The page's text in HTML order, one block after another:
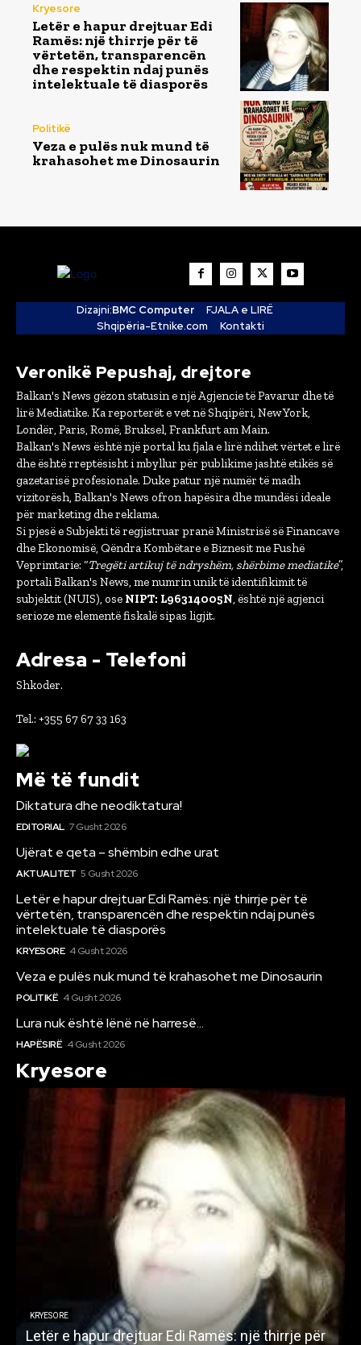
Kryesore
Letër e hapur drejtuar Edi
Ramës: një thirrje për të
vërtetën, transparencën
dhe respektin ndaj punës
intelektuale të diasporës
Politikë
Veza e pulës nuk mund të
krahasohet me Dinosaurin
Dizajni:BMC Computer
FJALA e LIRË
Shqipëria-Etnike.com
Kontakti
Veronikë Pepushaj, drejtore
Balkan's News gëzon statusin e një Agjencie të Pavarur dhe të
lirë Mediatike. Ka reporterët e vet në Shqipëri, New York,
Londër, Paris, Romë, Bruksel, Frankfurt am Main.
Balkan's News është një portal ku fjala e lirë ndihet vërtet e lirë
dhe është rreptësisht i mbyllur për publikime jashtë etikës së
gazetarisë profesionale. Duke patur një numër të madh
vizitorësh, Balkan's News ofron hapësira dhe mundësi ideale
për marketing dhe reklama.
Si pjesë e Subjekti të regjistruar pranë Ministrisë së Financave
dhe Ekonomisë, Qëndra Kombëtare e Biznesit me Fushë
Veprimtarie: “Tregëti artikuj të ndryshëm, shërbime mediatike”,
portali Balkan's News, me numrin unik të identifikimit të
subjektit (NUIS), ose NIPT: L96314005N, është një agjenci
serioze me elementë fiskalë sipas ligjit.
Adresa - Telefoni
Shkoder.
Tel.: +355 67 67 33 163
Më të fundit
Diktatura dhe neodiktatura!
EDITORIAL 7 Gusht 2026
Ujërat e qeta – shëmbin edhe urat
AKTUALITET 5 Gusht 2026
Letër e hapur drejtuar Edi Ramës: një thirrje për të
vërtetën, transparencën dhe respektin ndaj punës
intelektuale të diasporës
KRYESORE 4 Gusht 2026
Veza e pulës nuk mund të krahasohet me Dinosaurin
POLITIKË 4 Gusht 2026
Lura nuk është lënë në harresë…
HAPËSIRË 4 Gusht 2026
Kryesore
KRYESORE
Letër e hapur drejtuar Edi Ramës: një thirrje për